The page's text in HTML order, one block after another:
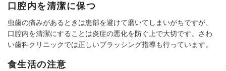
口腔内を清潔に保つ
虫歯の痛みがあるときは患部を避けて磨いてしまいがちですが、
口腔内を清潔にすることは炎症の悪化を防ぐ上で大切です。さわ
い歯科クリニックでは正しいブラッシング指導も行っています。
食生活の注意